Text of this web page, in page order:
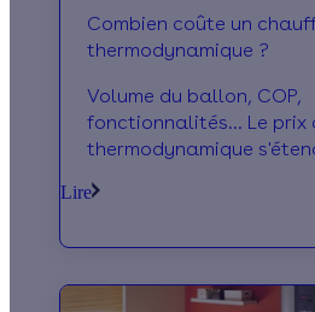
Combien coûte un
thermodynamique ?
Volume du ballon, COP,
fonctionnalités... Le prix
thermodynamique
savoir.
Lire